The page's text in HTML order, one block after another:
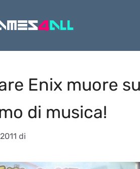
Enix muore
di musica!
di